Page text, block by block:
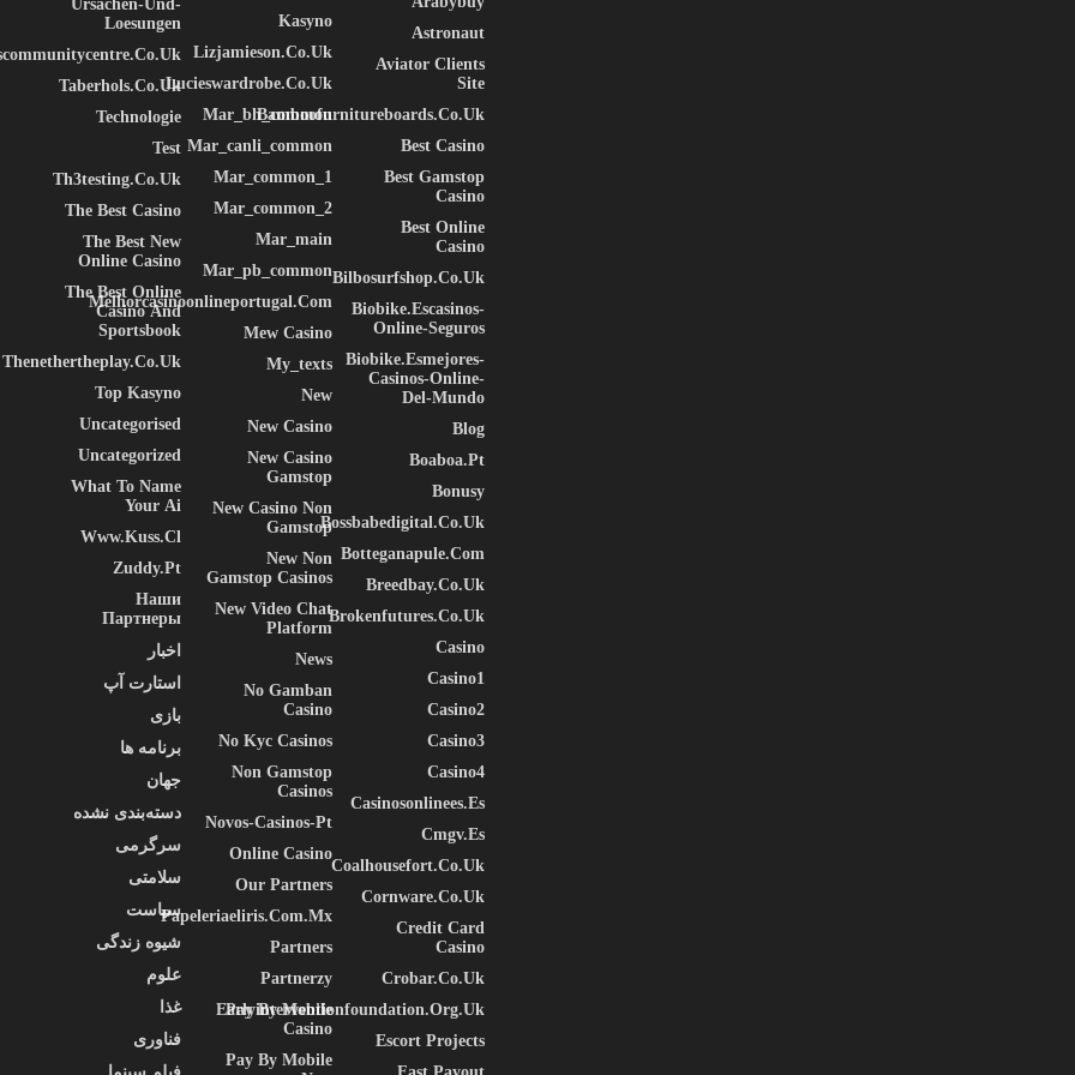
Astronaut
Aviator Clients
Site
Bamboofurnitureboards.co.uk
Best Casino
Best Gamstop
Casino
Best Online
Casino
Bilbosurfshop.co.uk
Biobike.escasinos-
Online-Seguros
Biobike.esmejores-
Casinos-Online-
Del-Mundo
Blog
Boaboa.pt
Bonusy
Bossbabedigital.co.uk
Botteganapule.com
Breedbay.co.uk
Brokenfutures.co.uk
Casino
Casino1
Casino2
Casino3
Casino4
Casinosonlinees.es
Cmgv.es
Coalhousefort.co.uk
Cornware.co.uk
Credit Card
Casino
Crobar.co.uk
Earlyinterventionfoundation.org.uk
Escort Projects
Kasyno
Lizjamieson.co.uk
Lucieswardrobe.co.uk
Mar_bh_common
Mar_canli_common
Mar_common_1
Mar_common_2
Mar_main
Mar_pb_common
Melhorcasinoonlineportugal.com
Mew Casino
My_texts
New
New Casino
New Casino
Gamstop
New Casino Non
Gamstop
New Non
Gamstop Casinos
New Video Chat
Platform
News
No Gamban
Casino
No Kyc Casinos
Non Gamstop
Casinos
Novos-Casinos-Pt
Online Casino
Our Partners
Papeleriaeliris.com.mx
Partners
Partnerzy
Pay By Mobile
Casino
Pay By Mobile
Ursachen-Und-
Loesungen
Taberhols.co.uk
Technologie
Test
Th3testing.co.uk
The Best Casino
The Best New
Online Casino
The Best Online
Casino And
Sportsbook
Thenethertheplay.co.uk
Top Kasyno
Uncategorised
Uncategorized
What To Name
Your Ai
Www.kuss.cl
Zuddy.pt
Наши
Партнеры
اخبار
استارت آپ
بازی
برنامه ها
جهان
دسته‌بندی نشده
سرگرمی
سلامتی
سیاست
شیوه زندگی
علوم
غذا
فناوری